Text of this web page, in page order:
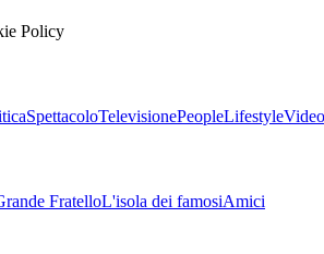
Policy
SpettacoloTelevisionePeopleLifestyle
FratelloL'isola dei famosiAmici